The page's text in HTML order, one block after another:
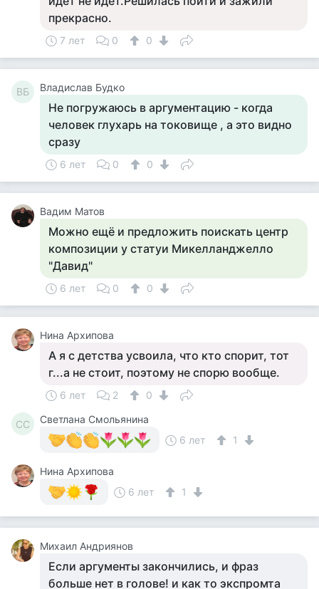
прекрасно.
7 лет 0 0
ВБ Владислав Будко
Не погружаюсь в аргументацию - когда
человек глухарь на токовище , а это видно
сразу
6 лет 0 0
Вадим Матов
Можно ещё и предложить поискать центр
композиции у статуи Микелланджелло
"Давид"
6 лет 0 0
Нина Архипова
А я с детства усвоила, что кто спорит, тот
г...а не стоит, поэтому не спорю вообще.
6 лет 2 0
СС
Светлана Смольянина
6 лет
1
Нина Архипова
6 лет
1
Михаил Андриянов
Если аргументы закончились, и фраз
больше нет в голове! и как то экспромта